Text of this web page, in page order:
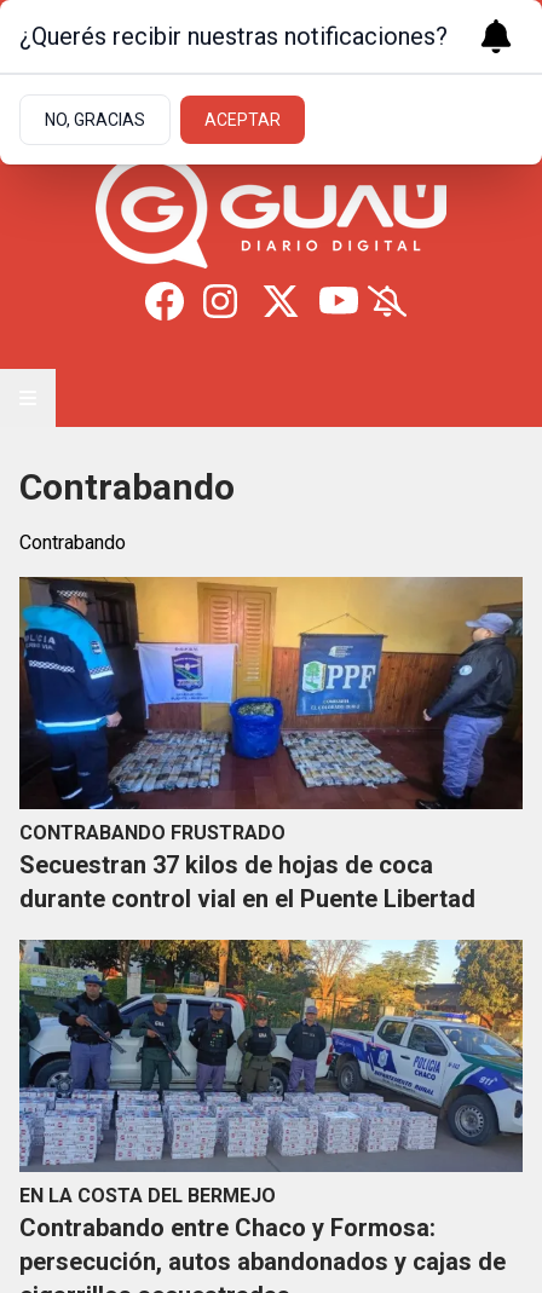
23.3ºc | Formosa
Contrabando
Contrabando
CONTRABANDO FRUSTRADO
Secuestran 37 kilos de hojas de coca
durante control vial en el Puente Libertad
EN LA COSTA DEL BERMEJO
Contrabando entre Chaco y Formosa:
persecución, autos abandonados y cajas de
¿Querés recibir nuestras notificaciones?
NO, GRACIAS ACEPTAR